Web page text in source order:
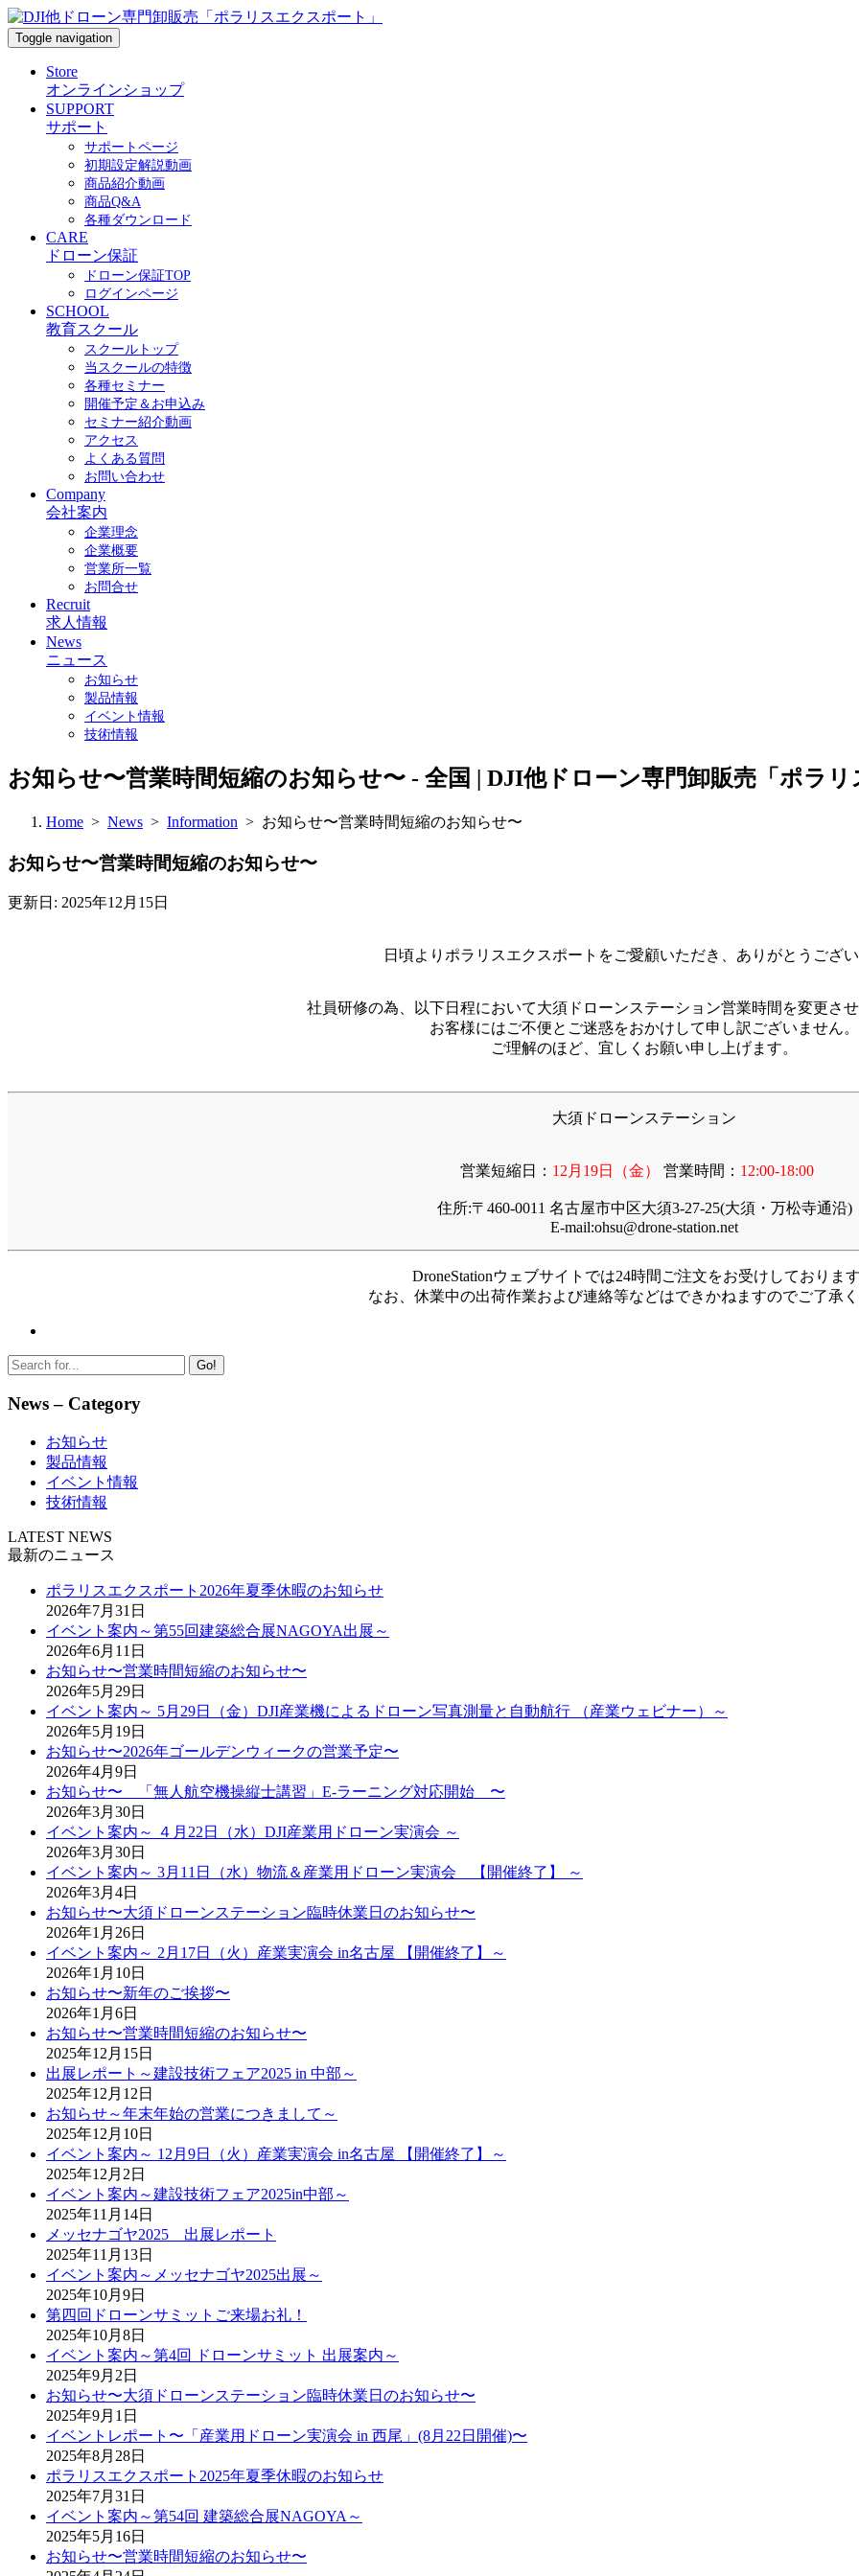
Toggle navigation
Store
オンラインショップ
SUPPORT
サポート
サポートページ
初期設定解説動画
商品紹介動画
商品Q&A
各種ダウンロード
CARE
ドローン保証
ドローン保証TOP
ログインページ
SCHOOL
教育スクール
スクールトップ
当スクールの特徴
各種セミナー
開催予定＆お申込み
セミナー紹介動画
アクセス
よくある質問
お問い合わせ
Company
会社案内
企業理念
企業概要
営業所一覧
お問合せ
Recruit
求人情報
News
ニュース
お知らせ
製品情報
イベント情報
技術情報
お知らせ〜営業時間短縮のお知らせ〜 - 全国 | DJI他ドローン専門卸販売「ポラ
Home > News > Information > お知らせ〜営業時間短縮のお知らせ〜
お知らせ〜営業時間短縮のお知らせ〜
更新日: 2025年12月15日
日頃よりポラリスエクスポートをご愛顧いただき、ありがとうござ
社員研修の為、以下日程において大須ドローンステーション営業時間を変更さ
お客様にはご不便とご迷惑をおかけして申し訳ございません。
ご理解のほど、宜しくお願い申し上げます。
大須ドローンステーション
営業短縮日： 12月19日（金） 営業時間： 12:00-18:00
住所:〒460-0011 名古屋市中区大須3-27-25(大須・万松寺通沿)
E-mail:ohsu@drone-station.net
DroneStationウェブサイトでは24時間ご注文をお受けしておりま
なお、休業中の出荷作業および連絡等などはできかねますのでご了承
Go!
News – Category
お知らせ
製品情報
イベント情報
技術情報
LATEST NEWS
最新のニュース
ポラリスエクスポート2026年夏季休暇のお知らせ
2026年7月31日
イベント案内～第55回建築総合展NAGOYA出展～
2026年6月11日
お知らせ〜営業時間短縮のお知らせ〜
2026年5月29日
イベント案内～ 5月29日（金）DJI産業機によるドローン写真測量と自動航行 （産業ウェビナー）～
2026年5月19日
お知らせ〜2026年ゴールデンウィークの営業予定〜
2026年4月9日
お知らせ〜 「無人航空機操縦士講習」E-ラーニング対応開始 〜
2026年3月30日
イベント案内～ ４月22日（水）DJI産業用ドローン実演会 ～
2026年3月30日
イベント案内～ 3月11日（水）物流＆産業用ドローン実演会 【開催終了】 ～
2026年3月4日
お知らせ〜大須ドローンステーション臨時休業日のお知らせ〜
2026年1月26日
イベント案内～ 2月17日（火）産業実演会 in名古屋 【開催終了】～
2026年1月10日
お知らせ〜新年のご挨拶〜
2026年1月6日
お知らせ〜営業時間短縮のお知らせ〜
2025年12月15日
出展レポート～建設技術フェア2025 in 中部～
2025年12月12日
お知らせ～年末年始の営業につきまして～
2025年12月10日
イベント案内～ 12月9日（火）産業実演会 in名古屋 【開催終了】～
2025年12月2日
イベント案内～建設技術フェア2025in中部～
2025年11月14日
メッセナゴヤ2025 出展レポート
2025年11月13日
イベント案内～メッセナゴヤ2025出展～
2025年10月9日
第四回ドローンサミットご来場お礼！
2025年10月8日
イベント案内～第4回 ドローンサミット 出展案内～
2025年9月2日
お知らせ〜大須ドローンステーション臨時休業日のお知らせ〜
2025年9月1日
イベントレポート〜「産業用ドローン実演会 in 西尾」(8月22日開催)〜
2025年8月28日
ポラリスエクスポート2025年夏季休暇のお知らせ
2025年7月31日
イベント案内～第54回 建築総合展NAGOYA～
2025年5月16日
お知らせ〜営業時間短縮のお知らせ〜